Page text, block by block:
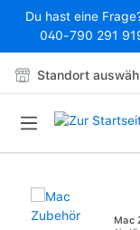
Zum Hauptinhalt
Du hast eine
040-790 291
Standort
Mac